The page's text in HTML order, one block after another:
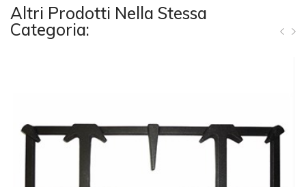
Altri Prodotti Nella Stessa
Categoria: